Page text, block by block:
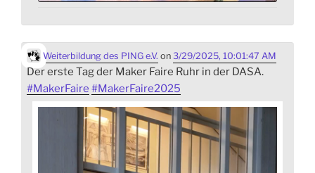
Weiterbildung des PING e.V. on 3/29/2025, 10:01:47 AM
Der erste Tag der Maker Faire Ruhr in der DASA.
#MakerFaire #MakerFaire2025